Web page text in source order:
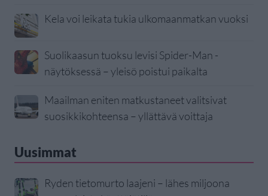
Kela voi leikata tukia ulkomaanmatkan vuoksi
Suolikaasun tuoksu levisi Spider-Man -
näytöksessä – yleisö poistui paikalta
Maailman eniten matkustaneet valitsivat
suosikkikohteensa – yllättävä voittaja
Uusimmat
Ryden tietomurto laajeni – lähes miljoona